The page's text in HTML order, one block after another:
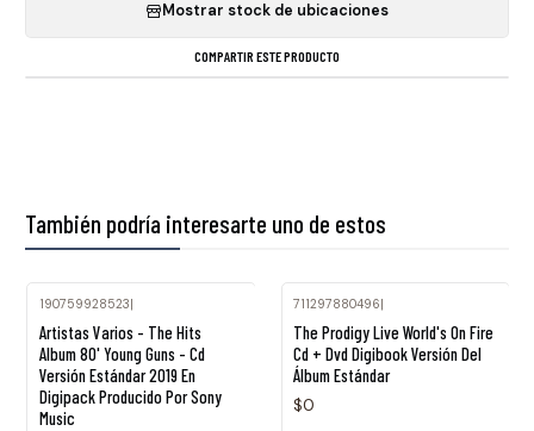
Mostrar stock de ubicaciones
COMPARTIR ESTE PRODUCTO
También podría interesarte uno de estos
190759928523|
Artistas Varios - The Hits
Album 80' Young Guns - Cd
Versión Estándar 2019 En
Digipack Producido Por Sony
Music
711297880496|
The Prodigy Live World's On Fire
Cd + Dvd Digibook Versión Del
Álbum Estándar
$0